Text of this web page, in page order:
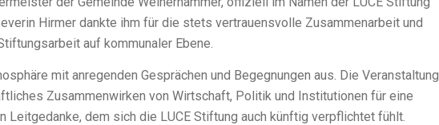
Hirmer dankte ihm für die stets vertrauensvolle Zusammenarbeit und
auf kommunaler Ebene.
mit anregenden Gesprächen und Begegnungen aus. Die Veranstaltung
Zusammenwirken von Wirtschaft, Politik und Institutionen für eine
dem sich die LUCE Stiftung auch künftig verpflichtet fühlt.